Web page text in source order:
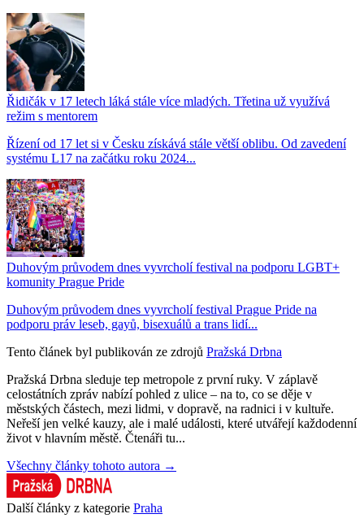
Řidičák v 17 letech láká stále více mladých. Třetina už využívá
režim s mentorem
Řízení od 17 let si v Česku získává stále větší oblibu. Od zavedení
systému L17 na začátku roku 2024...
Duhovým průvodem dnes vyvrcholí festival na podporu LGBT+
komunity Prague Pride
Duhovým průvodem dnes vyvrcholí festival Prague Pride na
podporu práv leseb, gayů, bisexuálů a trans lidí...
Tento článek byl publikován ze zdrojů Pražská Drbna
Pražská Drbna sleduje tep metropole z první ruky. V záplavě
celostátních zpráv nabízí pohled z ulice – na to, co se děje v
městských částech, mezi lidmi, v dopravě, na radnici i v kultuře.
Neřeší jen velké kauzy, ale i malé události, které utvářejí každodenní
život v hlavním městě. Čtenáři tu...
Všechny články tohoto autora →
Další články z kategorie Praha